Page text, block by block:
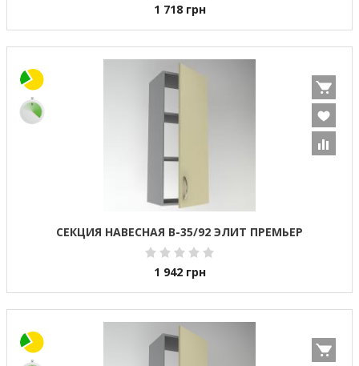
1 718 грн
СЕКЦИЯ НАВЕСНАЯ В-35/92 ЭЛИТ ПРЕМЬЕР
1 942 грн